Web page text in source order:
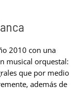
2010 con una
musical orquestal:
que por medio
además de